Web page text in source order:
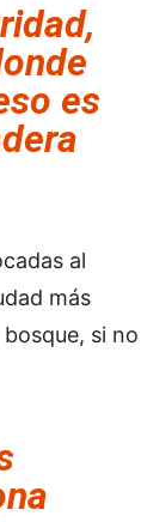
es
al
más
si no